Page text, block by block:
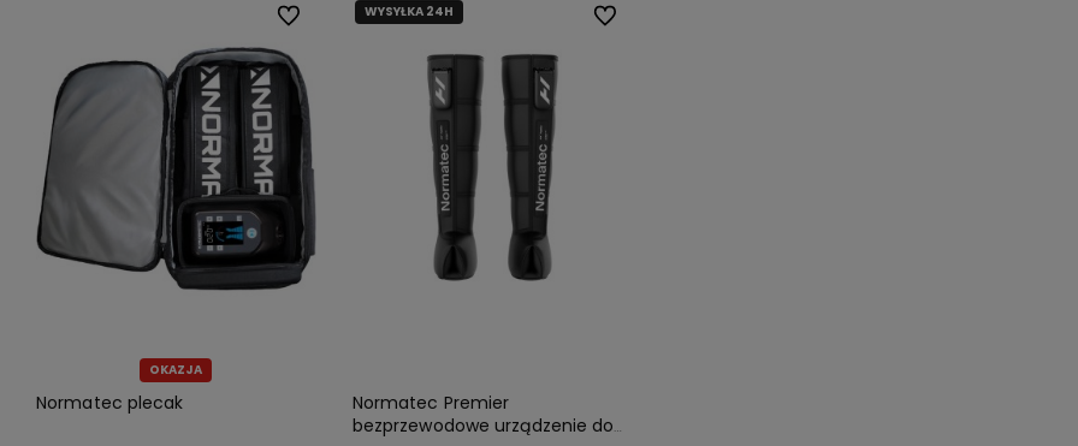
OKAZJA
Normatec plecak
Do ulubionychWYSYŁKA 24H
Normatec Premier
bezprzewodowe urządzenie do
Do ulubionych